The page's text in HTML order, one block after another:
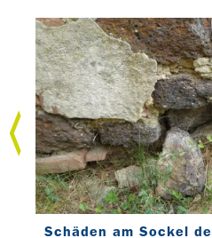
Schäden am Sockel